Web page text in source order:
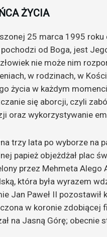
ŻYCIA
25 marca 1995 roku
od Boga, jest
nie może nim
w rodzinach, w
życia w każdym
się aborcji, czyli
oraz wykorzystywanie
trzy lata po wyborze na
papież objeżdżał plac
przez Mehmeta Alego
która była wyrazem
Jan Paweł II
w koronie zdobiącej
na Jasną Górę; obecnie